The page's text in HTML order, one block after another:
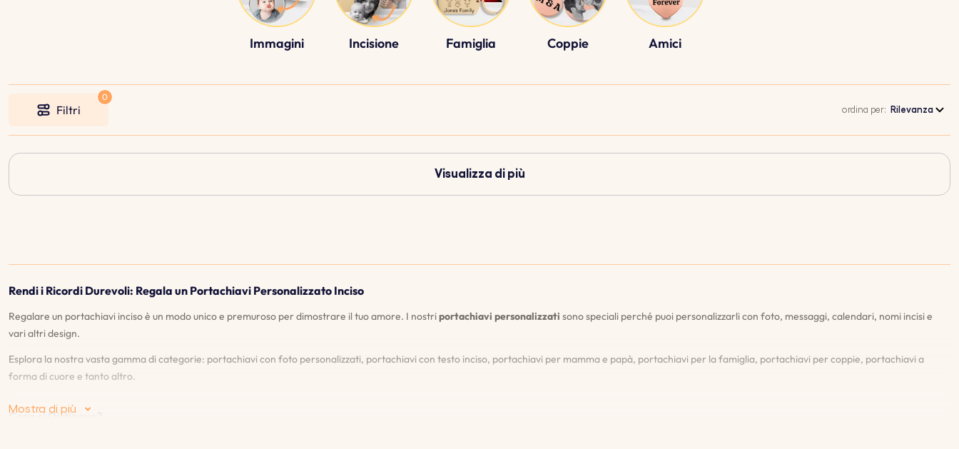
Immagini Incisione Famiglia Coppie Amici
Filtri ordina per: Rilevanza
Visualizza di più
Rendi i Ricordi Durevoli: Regala un Portachiavi Personalizzato Inciso
Regalare un portachiavi inciso è un modo unico e premuroso per dimostrare il tuo amore. I nostriportachiavi personalizzati sono speciali perché puoi personalizzarli con foto, messaggi, calendari, nomi incisi e
vari altri design.
Esplora la nostra vasta gamma di categorie: portachiavi con foto personalizzati, portachiavi con testo inciso, portachiavi per mamma e papà, portachiavi per la famiglia, portachiavi per coppie, portachiavi a
forma di cuore e tanto altro.
Cosa ci Distingue?
Mostra di più